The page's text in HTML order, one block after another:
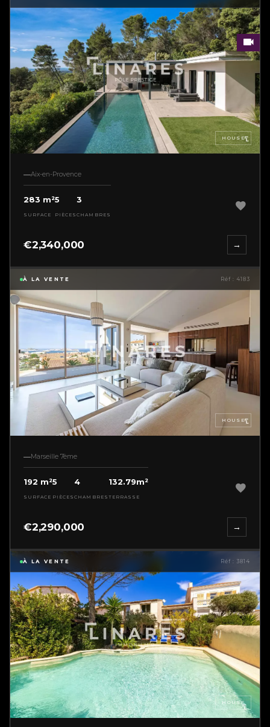
HOUSE
Aix-en-Provence
283 m²
SURFACE
5
PIÈCES
3
CHAMBRES
€2,340,000 →
À LA VENTE Réf : 4183
HOUSE
Marseille 7ème
192 m²
SURFACE
5
PIÈCES
4
CHAMBRES
132.79m²
TERRASSE
€2,290,000 →
À LA VENTE Réf : 3814
HOUSE